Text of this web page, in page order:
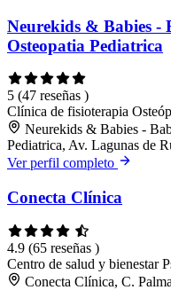
Neurekids & Babies -
Osteopatia Pediatrica
5 (47 reseñas )
Clínica de fisioterapia
Neurekids & Babies -
Pediatrica, Av. Lagunas de
Ver perfil completo
Conecta Clínica
4.9 (65 reseñas )
Centro de salud y bienestar
Conecta Clínica, C.